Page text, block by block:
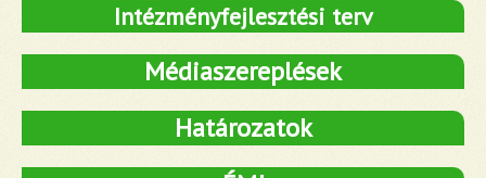
Intézményfejlesztési terv
Médiaszereplések
Határozatok